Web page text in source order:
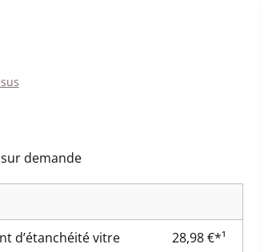
demande
d’étanchéité vitre 28,98 €*¹